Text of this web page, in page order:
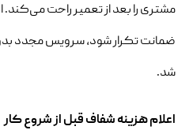
مشتری را بعد از تعمیر راحت می‌کند.
ضمانت تکرار شود، سرویس مجدد
شد.
اعلام هزینه شفاف قبل از شروع کار